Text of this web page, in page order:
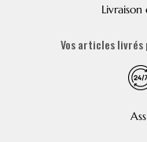
Vos articles livrés